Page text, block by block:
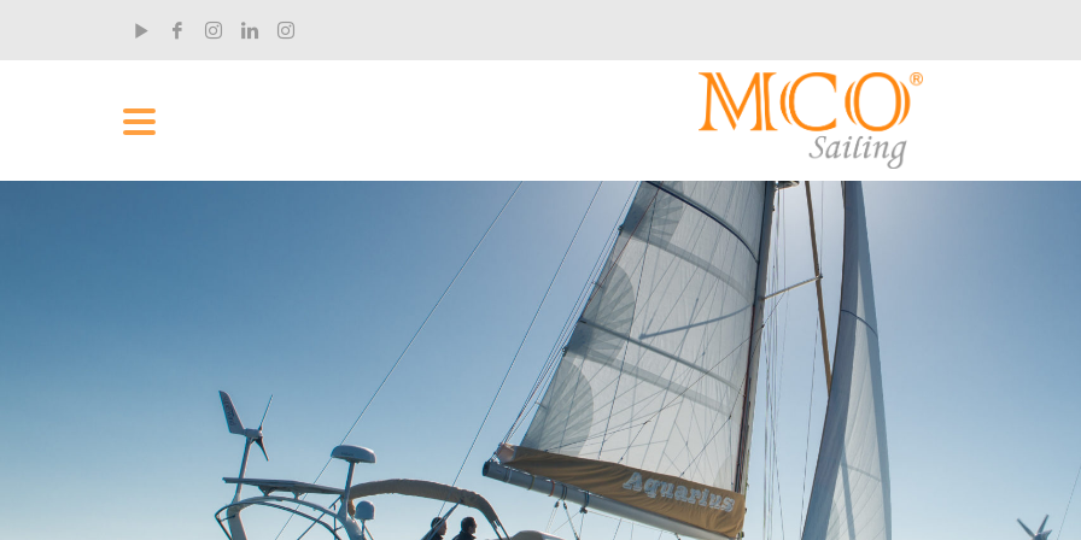
RECENT POSTS
„Ich hab rund um die Uhr an dem Film gearbeitet“
Der Einhandsegler und Filmemacher Claus Aktopra...
Tim Hahn ist Musiker und kam eher zufällig zum ...
Was man als Yachtmaster fürs Leben lernt
Stephan Hofmann ist seit kurzem RYA Yachtmaster...
Was Segeln mit Demut zu tun hat
Stephan Hofmann ist seit kurzem RYA Yachtmaster...
Wie aus einer Landratte ein Yachtmaster wird
Stephan Hofmann ist seit kurzem RYA Yachtmaster...